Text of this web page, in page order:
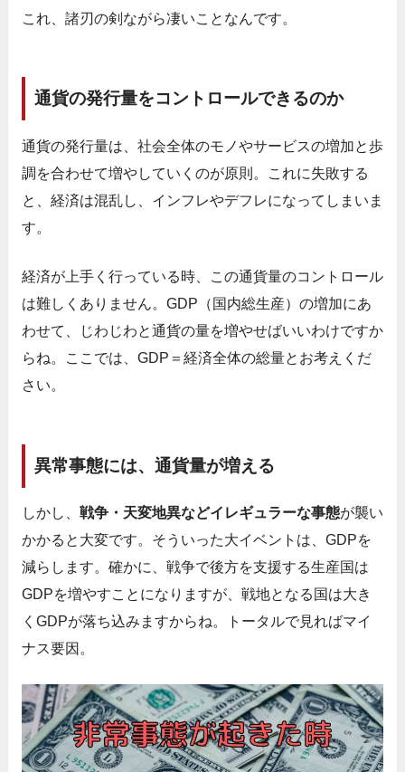
これ、諸刃の剣ながら凄いことなんです。
通貨の発行量をコントロールできるのか
通貨の発行量は、社会全体のモノやサービスの増加と歩
調を合わせて増やしていくのが原則。これに失敗する
と、経済は混乱し、インフレやデフレになってしまいま
す。
経済が上手く行っている時、この通貨量のコントロール
は難しくありません。GDP（国内総生産）の増加にあ
わせて、じわじわと通貨の量を増やせばいいわけですか
らね。ここでは、GDP＝経済全体の総量とお考えくだ
さい。
異常事態には、通貨量が増える
しかし、 戦争・天変地異などイレギュラーな事態が襲い
かかると大変です。そういった大イベントは、GDPを
減らします。確かに、戦争で後方を支援する生産国は
GDPを増やすことになりますが、戦地となる国は大き
くGDPが落ち込みますからね。トータルで見ればマイ
ナス要因。